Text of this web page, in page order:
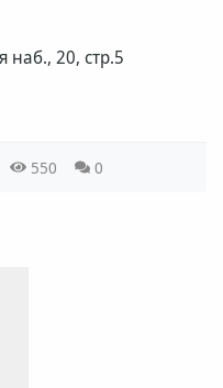
наб., 20, стр.5
550 0